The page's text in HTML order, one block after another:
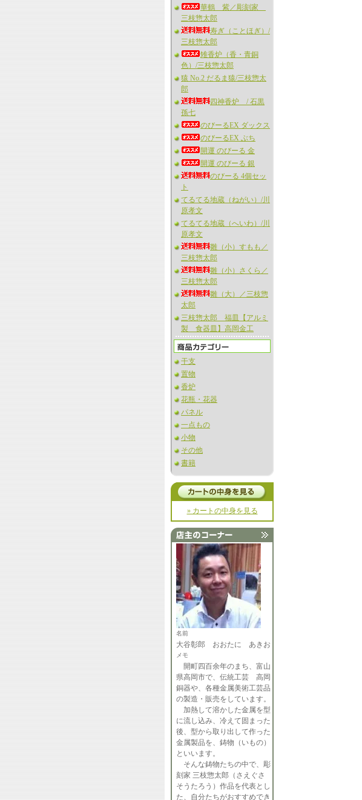
華鶴 紫／彫刻家
三枝惣太郎
寿ぎ（ことほぎ）/
三枝惣太郎
雉香炉（香・青銅
色）/三枝惣太郎
猿 No.2 だるま猿/三枝惣太
郎
四神香炉 / 石黒
孫七
のびーるEX ダックス
のびーるEX ぶち
開運 のびーる 金
開運 のびーる 銀
のびーる 4個セッ
ト
てるてる地蔵（ねがい）/川
原孝文
てるてる地蔵（へいわ）/川
原孝文
雛（小）すもも／
三枝惣太郎
雛（小）さくら／
三枝惣太郎
雛（大）／三枝惣
太郎
三枝惣太郎 福皿【アルミ
製 食器皿】高岡金工
干支
置物
香炉
花瓶・花器
パネル
一点もの
小物
その他
書籍
» カートの中身を見る
名前
大谷彰郎 おおたに あきお
メモ
開町四百余年のまち、富山
県高岡市で、伝統工芸 高岡
銅器や、各種金属美術工芸品
の製造・販売をしています。
加熱して溶かした金属を型
に流し込み、冷えて固まった
後、型から取り出して作った
金属製品を、鋳物（いもの）
といいます。
そんな鋳物たちの中で、彫
刻家 三枝惣太郎（さえぐさ
そうたろう）作品を代表とし
た、自分たちがおすすめでき